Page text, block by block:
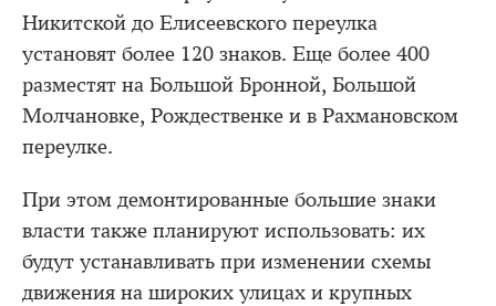
Никитской до Елисеевского переулка
установят более 120 знаков. Еще более 400
разместят на Большой Бронной, Большой
Молчановке, Рождественке и в Рахмановском
переулке.
При этом демонтированные большие знаки
власти также планируют использовать: их
будут устанавливать при изменении схемы
движения на широких улицах и крупных